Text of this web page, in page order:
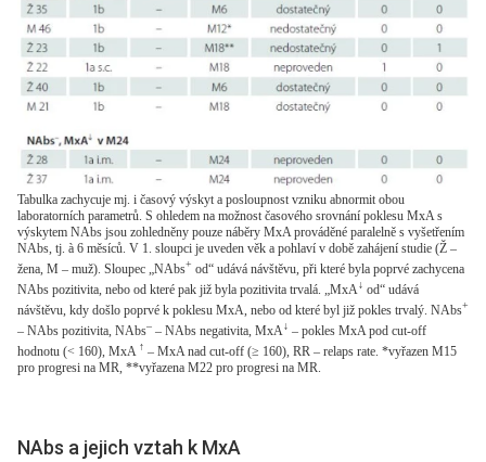
Tabulka zachycuje mj. i časový výskyt a posloupnost vzniku abnormit obou
laboratorních parametrů. S ohledem na možnost časového srovnání poklesu MxA s
výskytem NAbs jsou zohledněny pouze náběry MxA prováděné paralelně s vyšetřením
NAbs, tj. à 6 měsíců. V 1. sloupci je uveden věk a pohlaví v době zahájení studie (Ž –
žena, M – muž). Sloupec „NAbs+ od“ udává návštěvu, při které byla poprvé zachycena
NAbs pozitivita, nebo od které pak již byla pozitivita trvalá. „MxA↓ od“ udává
návštěvu, kdy došlo poprvé k poklesu MxA, nebo od které byl již pokles trvalý. NAbs+
– NAbs pozitivita, NAbs– – NAbs negativita, MxA↓ – pokles MxA pod cut-off
hodnotu (< 160), MxA ↑ – MxA nad cut-off (≥ 160), RR – relaps rate. *vyřazen M15
pro progresi na MR, **vyřazena M22 pro progresi na MR.
NAbs a jejich vztah k MxA